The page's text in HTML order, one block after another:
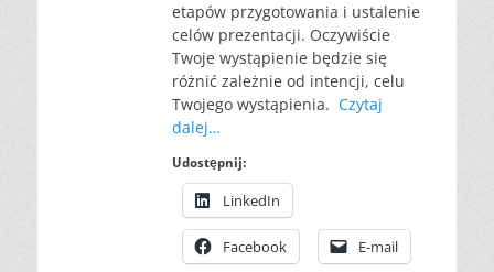
etapów przygotowania i ustalenie
celów prezentacji. Oczywiście
Twoje wystąpienie będzie się
różnić zależnie od intencji, celu
Twojego wystąpienia. Czytaj
dalej…
Udostępnij:
LinkedIn
Facebook E-mail